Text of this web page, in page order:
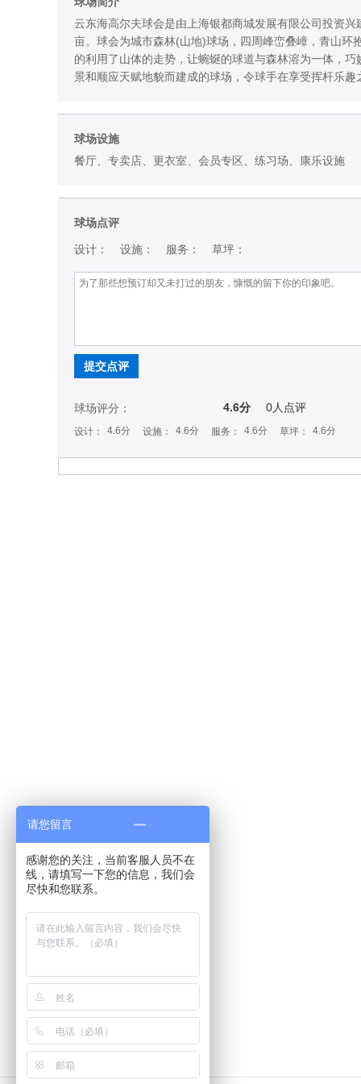
云东海高尔夫球会是由上海银都商城发展有限公司投资
亩。球会为城市森林(山地)球场，四周峰峦叠嶂，青山
的利用了山体的走势，让蜿蜒的球道与森林溶为一体，
景和顺应天赋地貌而建成的球场，令球手在享受挥杆乐
球场设施
餐厅、专卖店、更衣室、会员专区、练习场、康乐设施
球场点评
设计： 设施： 服务： 草坪：
提交点评
球场评分： 4.6分 0人点评
设计： 4.6分 设施： 4.6分 服务： 4.6分 草坪： 4.6分
请您留言
感谢您的关注，当前客服人员不在
线，请填写一下您的信息，我们会
尽快和您联系。